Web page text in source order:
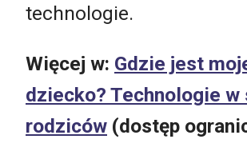
technologie.
Więcej w: Gdzie jest
dziecko? Technologie w
rodziców (dostęp